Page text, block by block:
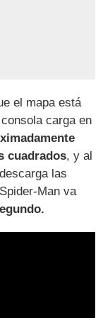
el mapa está
carga en
cuadrados, y al
las
Man va